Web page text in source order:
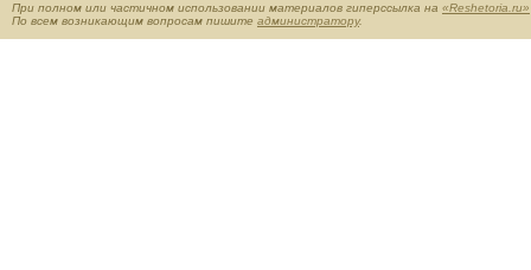
При полном или частичном использовании материалов гиперссылка на «Reshetoria.ru»
По всем возникающим вопросам пишите администратору.